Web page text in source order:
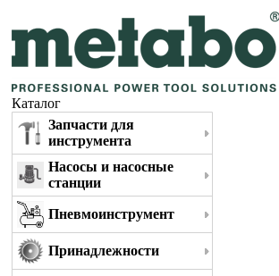
Каталог
Запчасти для
инструмента
Насосы и насосные
станции
Пневмоинструмент
Принадлежности